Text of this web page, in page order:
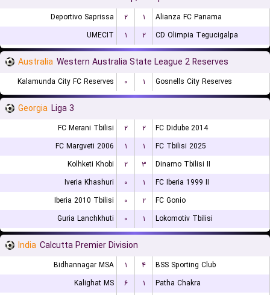
Deportivo Saprissa ۲ ۱
Alianza FC Panama
UMECIT
۱ ۲ CD Olimpia Tegucigalpa
Australia Western Australia State League 2 Reserves
Kalamunda City FC Reserves ۰ ۱ Gosnells City Reserves
Georgia Liga 3
FC Merani Tbilisi ۲ ۲
FC Didube 2014
FC Margveti 2006
۱ ۱
FC Tbilisi 2025
Kolhketi Khobi
۲ ۳
Dinamo Tbilisi II
Iveria Khashuri
۰ ۱
FC Iberia 1999 II
Iberia 2010 Tbilisi
۰ ۲
FC Gonio
Guria Lanchkhuti
۰ ۱ Lokomotiv Tbilisi
India Calcutta Premier Division
Bidhannagar MSA ۱ ۴
BSS Sporting Club
Kalighat MS
۶ ۱
Patha Chakra